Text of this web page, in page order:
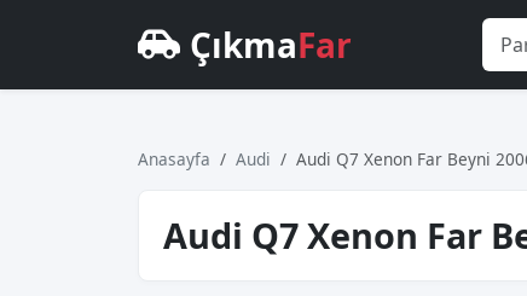
ÇıkmaFar
Anasayfa Audi Audi Q7 Xenon Far Beyni
Audi Q7 Xenon Far